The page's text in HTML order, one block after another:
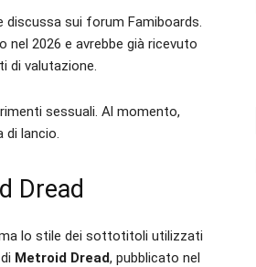
sui forum Famiboards.
2026 e avrebbe già ricevuto
di valutazione.
sessuali. Al momento,
di lancio.
Dread
lo stile dei sottotitoli utilizzati
Metroid Dread, pubblicato nel